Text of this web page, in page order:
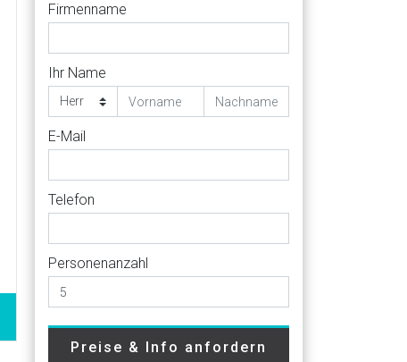
Firmenname
Ihr Name
E-Mail
Telefon
Personenanzahl
Preise & Info anfordern